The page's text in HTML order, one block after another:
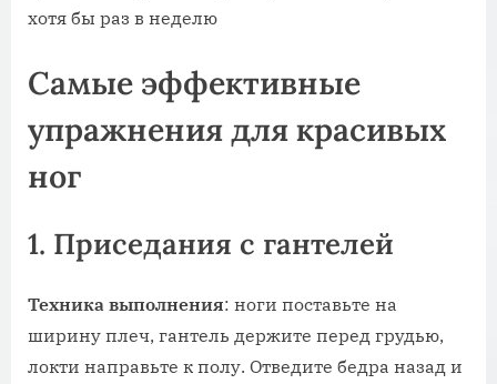
хотя бы раз в неделю
Самые эффективные
упражнения для красивых
ног
1. Приседания с гантелей
Техника выполнения: ноги поставьте на
ширину плеч, гантель держите перед грудью,
локти направьте к полу. Отведите бедра назад и